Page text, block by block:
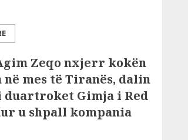
Zeqo nxjerr kokën
mes të Tiranës, dalin
duartroket Gimja i Red
u shpall kompania